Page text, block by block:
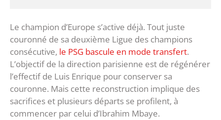
Le champion d’Europe s’active déjà. Tout juste
couronné de sa deuxième Ligue des champions
consécutive, le PSG bascule en mode transfert.
L’objectif de la direction parisienne est de régénérer
l’effectif de Luis Enrique pour conserver sa
couronne. Mais cette reconstruction implique des
sacrifices et plusieurs départs se profilent, à
commencer par celui d’Ibrahim Mbaye.